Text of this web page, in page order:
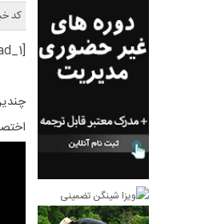
کد خبر :
[ad_1]